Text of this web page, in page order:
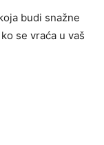
budi snažne
se vraća u vaš